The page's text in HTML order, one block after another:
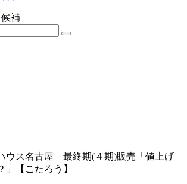
補
ウス名古屋 最終期(４期)販売「値上げ
」【こたろう】